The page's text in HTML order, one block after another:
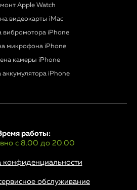
Apple Watch
видеокарты iMac
вибромотора iPhone
микрофона iPhone
камеры iPhone
аккумулятора iPhone
конфиденциальности
работы:
с 8.00 до 20.00
обслуживание